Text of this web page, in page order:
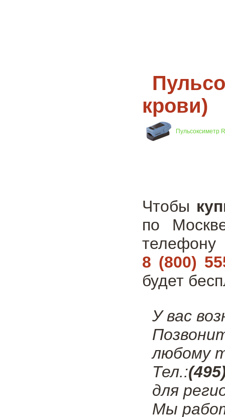
крови)
Пульсоксиметр
Чтобы
по
8 (800)
будет
У вас
любому
Тел.:
для
Мы